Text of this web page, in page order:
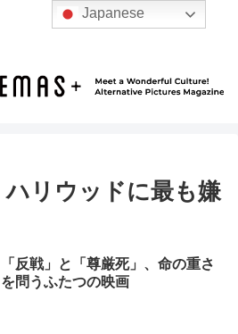
リウッドに最も嫌
「反戦」と「尊厳死」、命の重さ
を問うふたつの映画
Japanese